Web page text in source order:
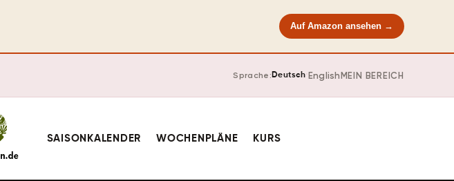
Auf Amazon ansehen →
Sprache:Deutsch· EnglishMEIN BEREICH
SAISONKALENDER WOCHENPLÄNE KURS